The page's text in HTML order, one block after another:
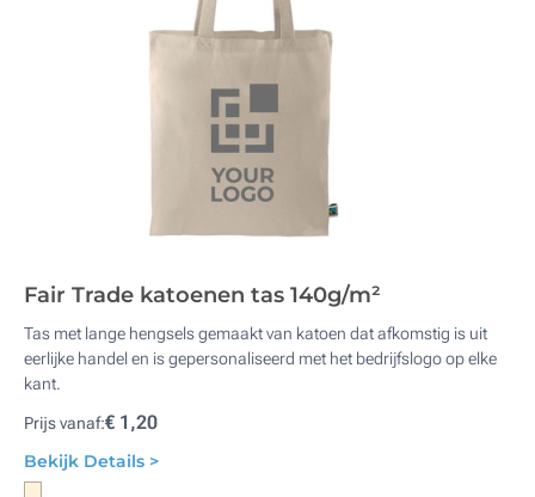
Fair Trade katoenen tas 140g/m²
Tas met lange hengsels gemaakt van katoen dat afkomstig is uit
eerlijke handel en is gepersonaliseerd met het bedrijfslogo op elke
kant.
Prijs vanaf:€ 1,20
Bekijk Details >